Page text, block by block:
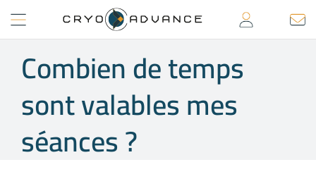
au
contenuCombien de temps
sont valables mes
séances ?